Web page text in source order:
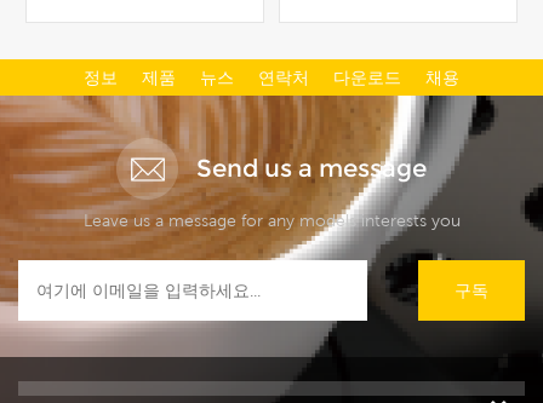
더보기 더보기
정보 제품 뉴스 연락처 다운로드 채용
Send us a message
Leave us a message for any models interests you
구독